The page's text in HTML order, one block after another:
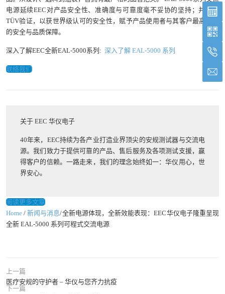
电源延续EEC对产品安全性、准确度与可靠度毫不妥协的坚持；并通过
TÜV验证，以获世界级认可的安全性，赋予产品使用者与其客户最高规格
的安全与品质保障。
深入了解EEC全新EAL-5000系列: 深入了解 EAL-5000 系列
联络我们
关于 EEC 华仪电子
40年来，EEC持续为各产业打造业界顶尖的安规测试器与交流电
源。我们致力于提供可靠的产品、售后服务及各项测试支援，赢
得客户的信赖。一路走来，我们的理念始终如一：华仪用心，世
界安心。
阅读更多文章
Home /新闻与消息/全新电源体现，全新效能表现：EEC华仪电子隆重呈现
全新 EAL-5000 系列可程式交流电源
上一篇
医疗安规的守护者 – 华仪与您齐力抗疫
下一篇